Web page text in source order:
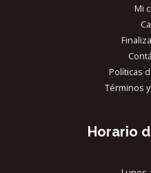
Mi
Políticas
Términos
Horario